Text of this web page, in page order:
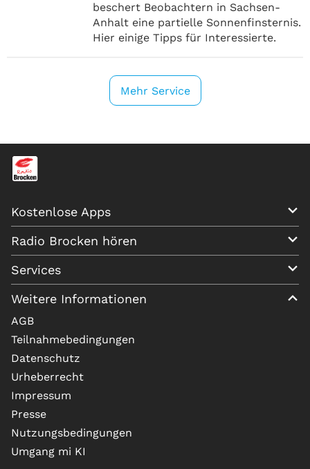
beschert Beobachtern in Sachsen-
Anhalt eine partielle Sonnenfinsternis.
Hier einige Tipps für Interessierte.
Mehr Service
Kostenlose Apps
Radio Brocken hören
Services
Weitere Informationen
AGB
Teilnahmebedingungen
Datenschutz
Urheberrecht
Impressum
Presse
Nutzungsbedingungen
Umgang mi KI